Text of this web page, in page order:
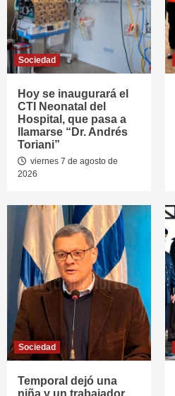
Sociedad
Hoy se inaugurará el
CTI Neonatal del
Hospital, que pasa a
llamarse “Dr. Andrés
Toriani”
viernes 7 de agosto de
2026
Sociedad
Temporal dejó una
niña y un trabajador